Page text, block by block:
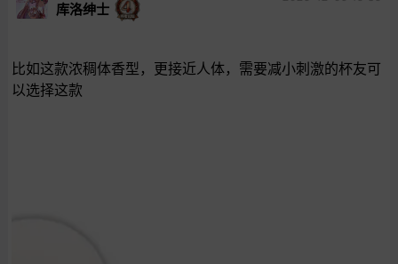
库洛绅士
比如这款浓稠体香型，更接近人体，需要减小刺激的杯友可
以选择这款